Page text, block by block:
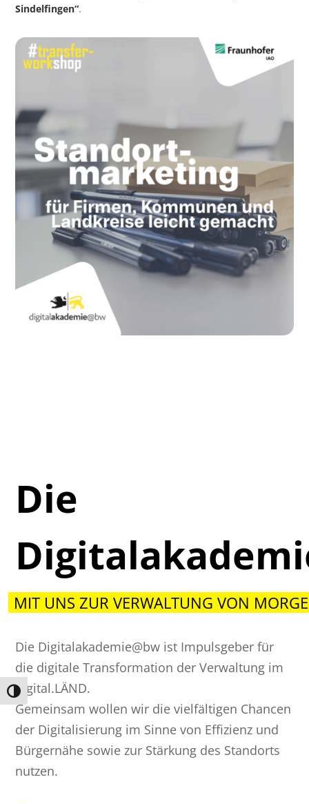
Umschalten auf hohe Kontraste
Sindelfingen“.
Die
MIT UNS ZUR VERWALTUNG VON
Die Digitalakademie@bw ist Impulsgeber für
die digitale Transformation der Verwaltung im
digital.LÄND.
Gemeinsam wollen wir die vielfältigen Chancen
der Digitalisierung im Sinne von Effizienz und
Bürgernähe sowie zur Stärkung des Standorts
nutzen.